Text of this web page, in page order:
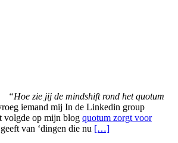
“Hoe zie jij de mindshift rond het quotum
iemand mij In de Linkedin group
volgde op mijn blog quotum zorgt voor
van ‘dingen die nu […]